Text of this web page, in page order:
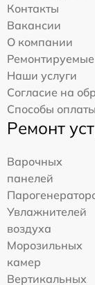
Контакты
Вакансии
О компании
Наши услуги
Согласие на
Способы оплаты
Ремонт
Варочных
панелей
Увлажнителей
воздуха
Морозильных
камер
Вертикальных